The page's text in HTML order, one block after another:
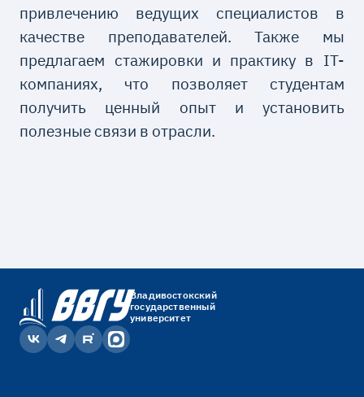
привлечению ведущих специалистов в
качестве преподавателей. Также мы
предлагаем стажировки и практику в IT-
компаниях, что позволяет студентам
получить ценный опыт и установить
полезные связи в отрасли.
Владивостокский
государственный
университет